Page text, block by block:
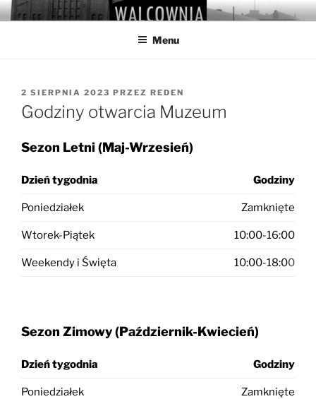
Przejdź
do
WALCOWNIA
Muzeum Hutnictwa Cynku
Menu
OPUBLIKOWANE
W
2 SIERPNIA 2023 PRZEZ REDEN
Godziny otwarcia Muzeum
Sezon Letni (Maj-Wrzesień)
Dzień tygodnia Godziny
Poniedziałek Zamknięte
Wtorek-Piątek 10:00-16:00
Weekendy i Święta 10:00-18:00
Sezon Zimowy (Październik-Kwiecień)
Dzień tygodnia Godziny
Poniedziałek Zamknięte